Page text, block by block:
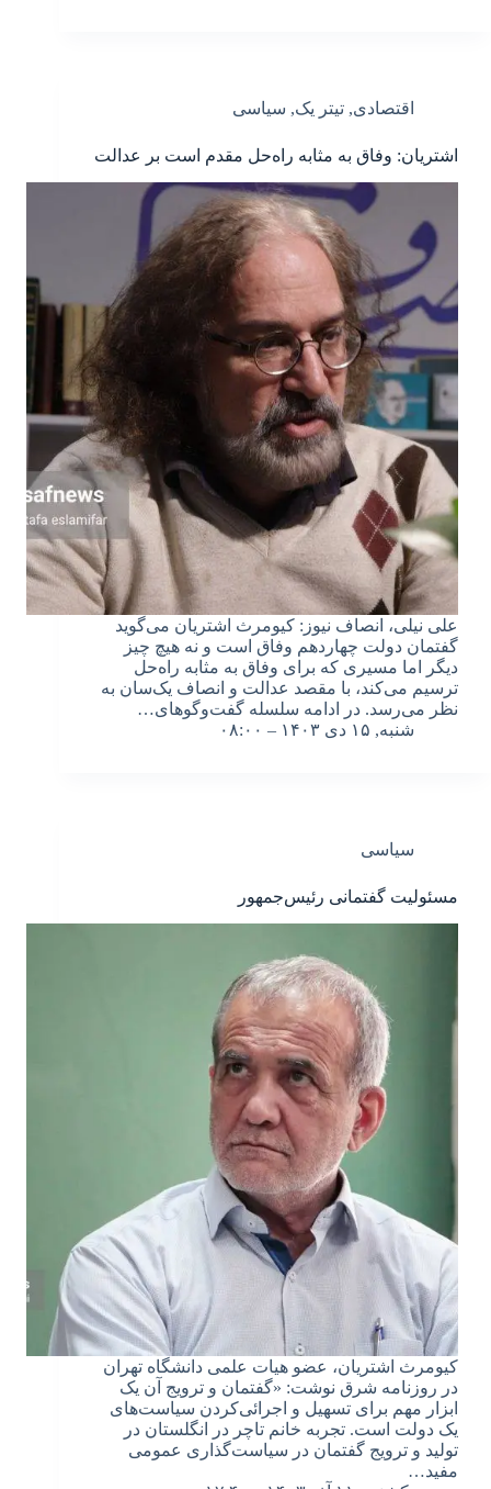
اقتصادی, تیتر یک, سیاسی
اشتریان: وفاق به مثابه راه‌حل مقدم است بر عدالت
علی نیلی، انصاف نیوز: کیومرث اشتریان می‌گوید
گفتمان دولت چهاردهم وفاق است و نه هیچ چیز
دیگر اما مسیری که برای وفاق به مثابه راه‌حل
ترسیم می‌کند، با مقصد عدالت و انصاف یک‌سان به
نظر می‌رسد. در ادامه سلسله گفت‌وگوهای…
شنبه, ۱۵ دی ۱۴۰۳ – ۰۸:۰۰
سیاسی
مسئولیت گفتمانی رئیس‌‌جمهور
کیومرث اشتریان، عضو هیات علمی دانشگاه تهران
در روزنامه شرق نوشت: «گفتمان و ترویج آن یک
ابزار مهم برای تسهیل و اجرائی‌کردن سیاست‌های
یک دولت است. تجربه خانم تاچر در انگلستان در
تولید و ترویج گفتمان در سیاست‌گذاری عمومی
مفید…